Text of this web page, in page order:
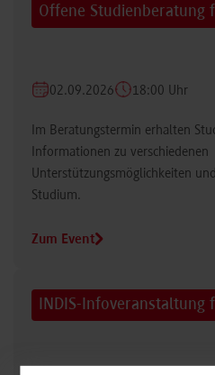
Offene Studienberatung
02.09.2026 18:00 Uhr
Im Beratungstermin erhalten
Informationen zu verschiedenen
Unterstützungsmöglichkeiten
Studium.
Zum Event
INDIS-Infoveranstaltung